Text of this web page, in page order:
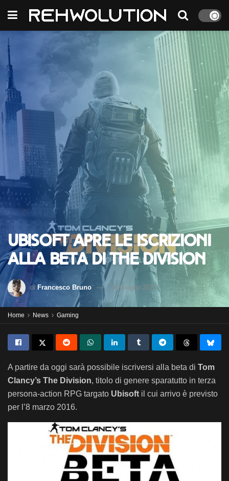
Ubisoft apre le iscrizioni
alla beta di The Division
di Francesco Bruno 24 Giugno 2015
Home News Gaming
A partire da oggi sarà possibile iscriversi alla beta di Tom
Clancy’s The Division, titolo di genere sparatutto in terza
persona-action RPG targato Ubisoft il cui arrivo è previsto
per l’8 marzo 2016.